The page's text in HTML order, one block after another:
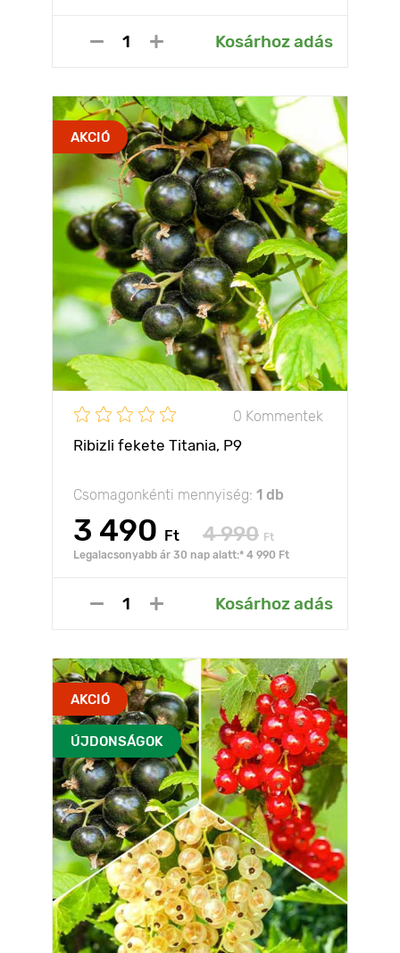
Kosárhoz adás
AKCIÓ
0 Kommentek
Ribizli fekete Titania, Р9
Csomagonkénti mennyiség: 1 db
3 490 Ft 4 990 Ft
Legalacsonyabb ár 30 nap alatt:* 4 990 Ft
Kosárhoz adás
AKCIÓ
ÚJDONSÁGOK